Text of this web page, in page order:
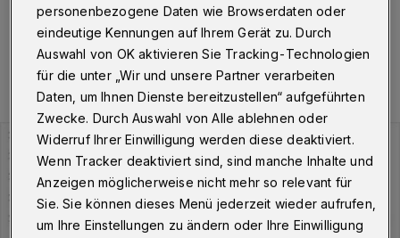
10.03.2021 , 11:19 Uhr Eine Minute Lesezeit
personenbezogene Daten wie Browserdaten oder
eindeutige Kennungen auf Ihrem Gerät zu. Durch
Auswahl von OK aktivieren Sie Tracking-Technologien
für die unter „Wir und unsere Partner verarbeiten
Daten, um Ihnen Dienste bereitzustellen“ aufgeführten
Zwecke. Durch Auswahl von Alle ablehnen oder
Widerruf Ihrer Einwilligung werden diese deaktiviert.
Wenn Tracker deaktiviert sind, sind manche Inhalte und
Anzeigen möglicherweise nicht mehr so relevant für
Sie. Sie können dieses Menü jederzeit wieder aufrufen,
um Ihre Einstellungen zu ändern oder Ihre Einwilligung